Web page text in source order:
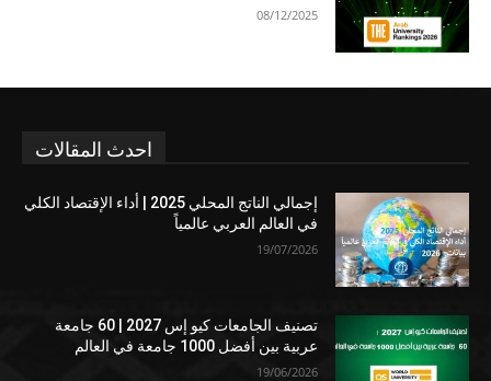
08/12/2025
احدث المقالات
إجمالي الناتج المحلي 2025 | أداء الإقتصاد الكلي
في العالم العربي عالمياً
19/07/2026
تصنيف الجامعات كيو إس 2027 | 60 جامعة
عربية بين أفضل 1000 جامعة في العالم
19/06/2026